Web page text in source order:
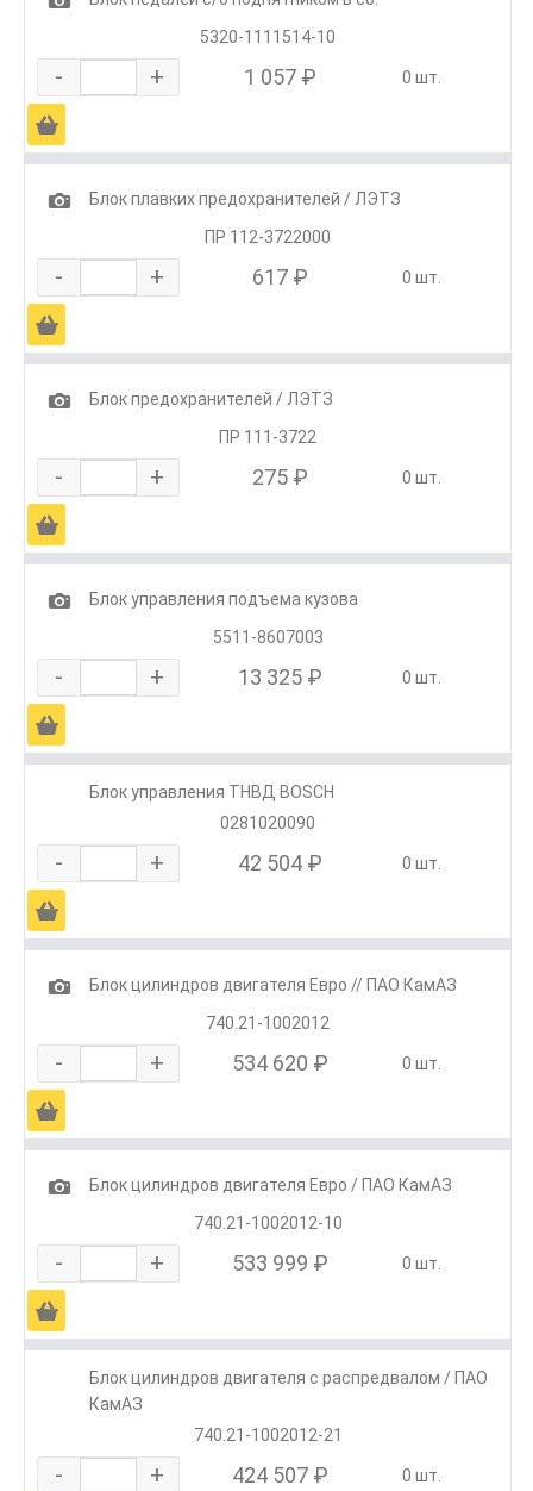
5320-1111514-10
- + 1 057 ₽ 0 шт.
Ä
1
Блок плавких предохранителей / ЛЭТЗ
ПР 112-3722000
- + 617 ₽ 0 шт.
Ä
1
Блок предохранителей / ЛЭТЗ
ПР 111-3722
- + 275 ₽ 0 шт.
Ä
1
Блок управления подъема кузова
5511-8607003
- + 13 325 ₽ 0 шт.
Ä
Блок управления ТНВД BOSCH
0281020090
- + 42 504 ₽ 0 шт.
Ä
1
Блок цилиндров двигателя Евро // ПАО КамАЗ
740.21-1002012
- + 534 620 ₽ 0 шт.
Ä
1
Блок цилиндров двигателя Евро / ПАО КамАЗ
740.21-1002012-10
- + 533 999 ₽ 0 шт.
Ä
Блок цилиндров двигателя с распредвалом / ПАО
КамАЗ
740.21-1002012-21
- + 424 507 ₽ 0 шт.